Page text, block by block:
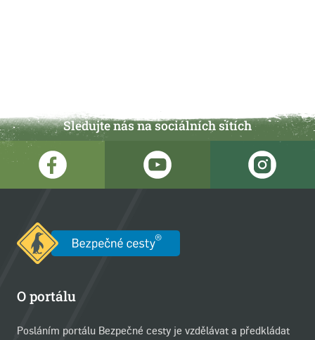
Sledujte nás na sociálních sítích
O portálu
Posláním portálu Bezpečné cesty je vzdělávat a předkládat